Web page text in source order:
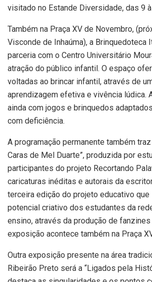
visitado no Estande Diversidade, das 9
Também na Praça XV de Novembro,
Visconde de Inhaúma), a Brinquedoteca
parceria com o Centro Universitário
atração do público infantil. O espaço
voltadas ao brincar infantil, através de
aprendizagem efetiva e vivência lúdica.
ainda com jogos e brinquedos
com deficiência.
A programação permanente também
Caras de Mel Duarte”, produzida por
participantes do projeto Recortando
caricaturas inéditas e autorais da
terceira edição do projeto educativo que
potencial criativo dos estudantes da
ensino, através da produção de
exposição acontece também na Praça
Outra exposição presente na área
Ribeirão Preto será a “Ligados pela